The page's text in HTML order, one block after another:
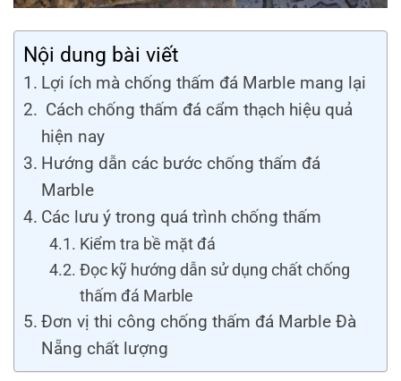
Nội dung bài viết
Lợi ích mà chống thấm đá Marble mang lại
Cách chống thấm đá cẩm thạch hiệu quả
hiện nay
Hướng dẫn các bước chống thấm đá
Marble
Các lưu ý trong quá trình chống thấm
Kiểm tra bề mặt đá
Đọc kỹ hướng dẫn sử dụng chất chống
thấm đá Marble
Đơn vị thi công chống thấm đá Marble Đà
Nẵng chất lượng